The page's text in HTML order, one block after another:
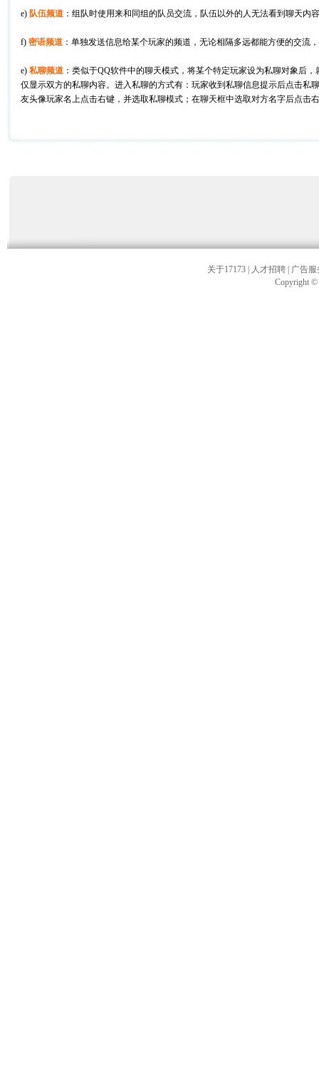
e) 队伍频道 ： 组队时使用来和同组的队员交流，队伍以外的人无法看到聊天内
f) 密语频道 ： 单独发送信息给某个玩家的频道，无论相隔多远都能方便的交流
e) 私聊频道 ： 类似于QQ软件中的聊天模式，将某个特定玩家设为私聊对象后
仅显示双方的私聊内容。进入私聊的方式有：玩家收到私聊信息提示后点击私
友头像玩家名上点击右键，并选取私聊模式；在聊天框中选取对方名字后点击
关于17173 人才招聘
广告服
Copyright ©